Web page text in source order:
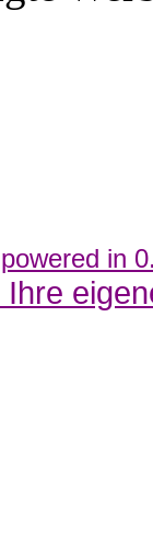
powered in
Ihre